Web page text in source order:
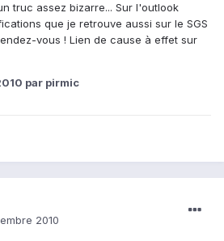
truc assez bizarre... Sur l'outlook
que je retrouve aussi sur le SGS
vous ! Lien de cause à effet sur
par pirmic
2010